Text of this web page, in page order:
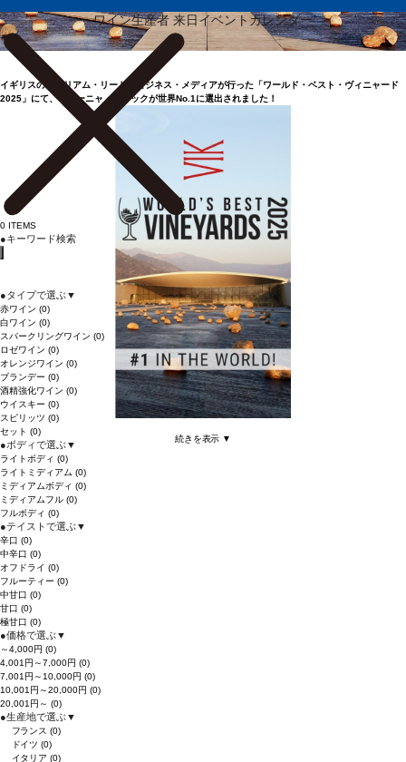
イギリスのウィリアム・リード・ビジネス・メディアが行った「ワールド・ベスト・ヴィニャード
202​5」にて、ヴィーニャ・ヴィック​が世界No.​1に​​選出されました​！
続きを表示 ▼
ワイン生産者 来日イベントカレンダー
0 ITEMS
●キーワード検索
●タイプで選ぶ▼
赤ワイン (0)
白ワイン (0)
スパークリングワイン (0)
ロゼワイン (0)
オレンジワイン (0)
ブランデー (0)
酒精強化ワイン (0)
ウイスキー (0)
スピリッツ (0)
セット (0)
●ボディで選ぶ▼
ライトボディ (0)
ライトミディアム (0)
ミディアムボディ (0)
ミディアムフル (0)
フルボディ (0)
●テイストで選ぶ▼
辛口 (0)
中辛口 (0)
オフドライ (0)
フルーティー (0)
中甘口 (0)
甘口 (0)
極甘口 (0)
●価格で選ぶ▼
～4,000円 (0)
4,001円～7,000円 (0)
7,001円～10,000円 (0)
10,001円～20,000円 (0)
20,001円～ (0)
●生産地で選ぶ▼
フランス(0)
ドイツ(0)
イタリア(0)